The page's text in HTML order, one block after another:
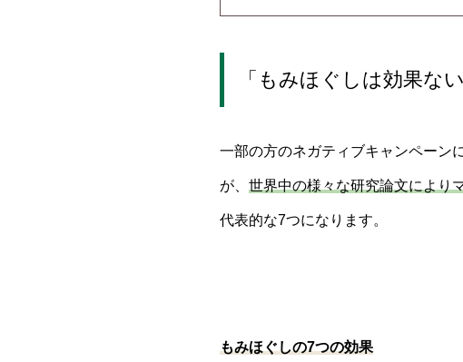
「もみほぐしは効果な
一部の方のネガティブキャンペーン
が、 世界中の様々な研究論文により
代表的な7つになります。
もみほぐしの7つの効果